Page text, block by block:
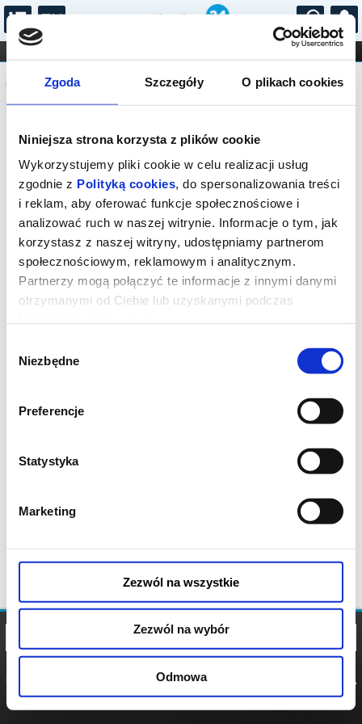
Zgoda Szczegóły O plikach cookies
Niniejsza strona korzysta z plików cookie
Wykorzystujemy pliki cookie w celu realizacji usług
zgodnie z Polityką cookies, do spersonalizowania treści
i reklam, aby oferować funkcje społecznościowe i
analizować ruch w naszej witrynie. Informacje o tym, jak
korzystasz z naszej witryny, udostępniamy partnerom
społecznościowym, reklamowym i analitycznym.
Partnerzy mogą połączyć te informacje z innymi danymi
otrzymanymi od Ciebie lub uzyskanymi podczas
zgody
Niezbędne
Preferencje
Statystyka
Marketing
Zezwól na wszystkie
Zezwól na wybór
Odmowa
...
FILHARMONIA OPERA I BALET
STAND-UP
DLA DZIECI
Komunikat
Sprzedaż biletów on-line na wydarzenie
została zakończona.
POLITYKA
POLITYKA